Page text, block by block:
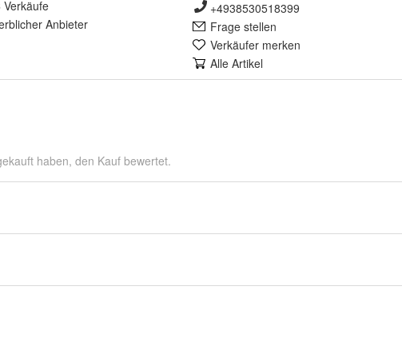
Verkäufe
er Anbieter
+4938530518399
Frage stellen
Verkäufer merken
Alle Artikel
haben, den Kauf bewertet.